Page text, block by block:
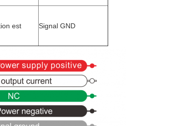
est
Signal GND